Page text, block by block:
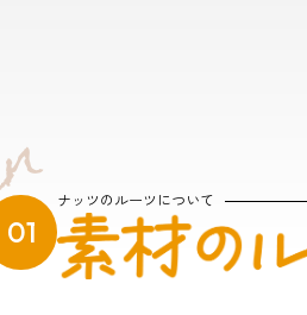
01
ナッツのルーツについて